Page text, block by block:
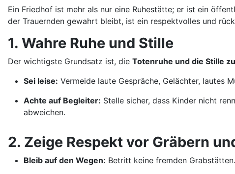
Ein Friedhof ist mehr als nur eine Ruhestätte; er ist ein
der Trauernden gewahrt bleibt, ist ein respektvolles und
1. Wahre Ruhe und Stille
Der wichtigste Grundsatz ist, die Totenruhe und die Stille
Sei leise: Vermeide laute Gespräche, Gelächter, lautes
Achte auf Begleiter: Stelle sicher, dass Kinder nicht
abweichen.
2. Zeige Respekt vor Gräbern
Bleib auf den Wegen: Betritt keine fremden